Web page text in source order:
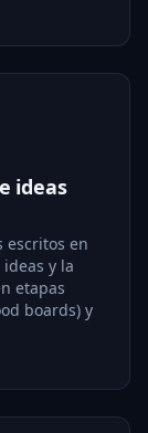
ideas
escritos en
y la
etapas
boards) y